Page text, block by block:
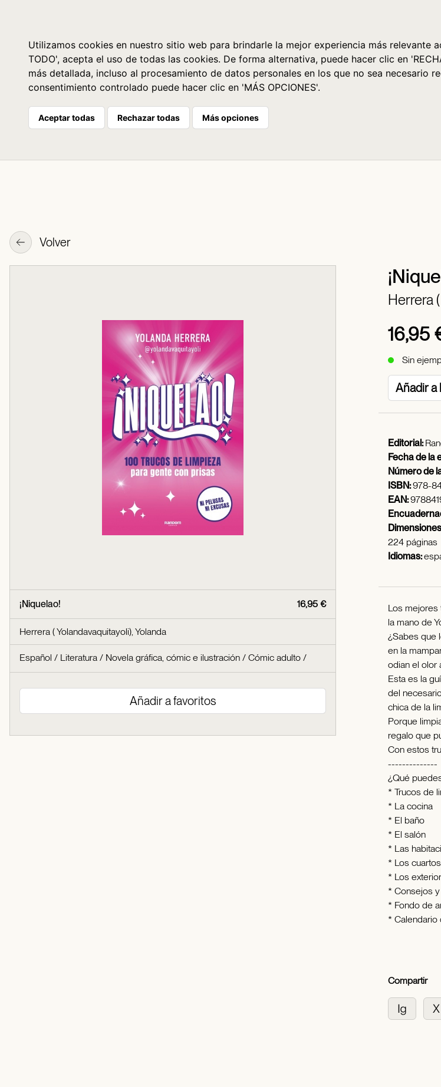
Utilizamos cookies en nuestro sitio web para brindarle la mejor experiencia más relevante
TODO', acepta el uso de todas las cookies. De forma alternativa, puede hacer clic en
más detallada, incluso al procesamiento de datos personales en los que no sea necesario
consentimiento controlado puede hacer clic en 'MÁS OPCIONES'.
Aceptar todas Rechazar todas Más opciones
Volver
Herrera
16,95
Sin
Añadir a
16,95 €
¡Niquelao!
Herrera ( Yolandavaquitayoli), Yolanda
Español / Literatura / Novela gráfica, cómic e ilustración / Cómic adulto /
Añadir a favoritos
Editorial:
Fecha de la
Número de
ISBN:978-
EAN:
224 páginas
Idiomas:
Los mejores
la mano de
¿Sabes que
en la
odian el olor
Esta es la
del
chica de la
Porque
regalo que
Con estos
--------------
¿Qué
* Trucos de
* La cocina
* El baño
* El salón
* Las
* Los
* Los
* Consejos
* Fondo de
* Calendario
Compartir